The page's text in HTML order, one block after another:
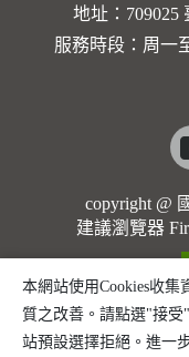
世界
命
馬
之
地址：709025
服務時段：周一
copyright @
建議瀏覽器
本網站使用Cookies收
質之改善。請點選"接
站預設選擇拒絕。進一